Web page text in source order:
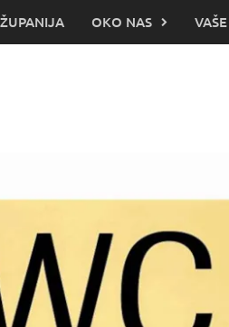
ŽUPANIJA OKO NAS